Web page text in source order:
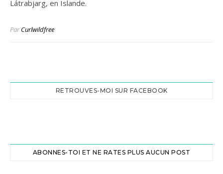
Látrabjarg, en Islande.
ParCurlwildfree
RETROUVES-MOI SUR FACEBOOK
ABONNES-TOI ET NE RATES PLUS AUCUN POST